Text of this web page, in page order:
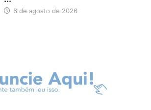
6 de agosto de 2026